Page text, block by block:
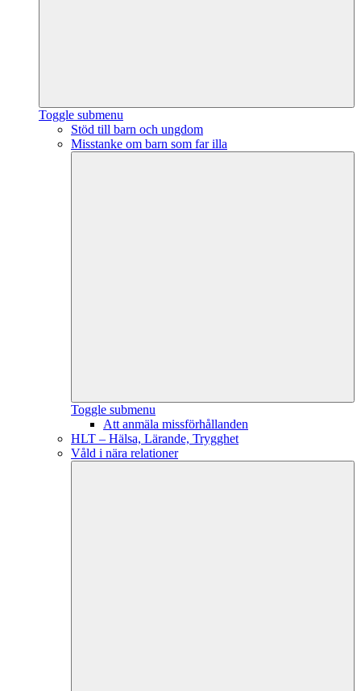
Toggle submenu
Stöd till barn och ungdom
Misstanke om barn som far illa
Toggle submenu
Att anmäla missförhållanden
HLT – Hälsa, Lärande, Trygghet
Våld i nära relationer